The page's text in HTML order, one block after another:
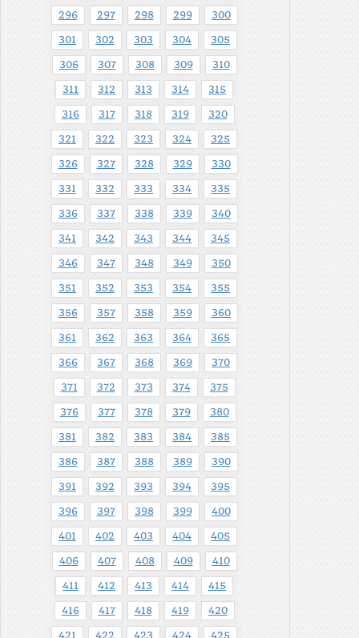
296 297 298 299 300
301 302 303 304 305
306 307 308 309 310
311 312 313 314 315
316 317 318 319 320
321 322 323 324 325
326 327 328 329 330
331 332 333 334 335
336 337 338 339 340
341 342 343 344 345
346 347 348 349 350
351 352 353 354 355
356 357 358 359 360
361 362 363 364 365
366 367 368 369 370
371 372 373 374 375
376 377 378 379 380
381 382 383 384 385
386 387 388 389 390
391 392 393 394 395
396 397 398 399 400
401 402 403 404 405
406 407 408 409 410
411 412 413 414 415
416 417 418 419 420
421 422 423 424 425